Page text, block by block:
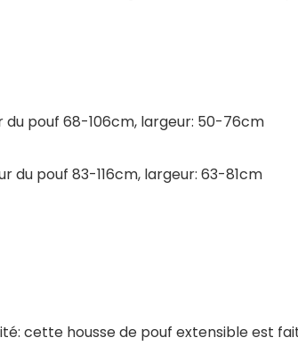
du pouf 68-106cm, largeur: 50-76cm
du pouf 83-116cm, largeur: 63-81cm
cette housse de pouf extensible est